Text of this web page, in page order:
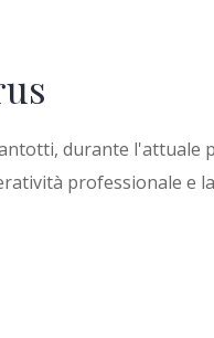
durante l'attuale
professionale e